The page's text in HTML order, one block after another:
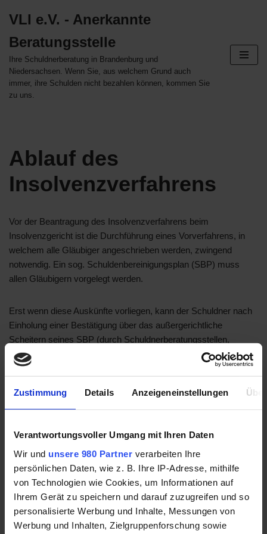
Zustimmung Details Anzeigeneinstellungen
Verantwortungsvoller Umgang mit Ihren Daten
Wir und unsere 980 Partner verarbeiten Ihre
persönlichen Daten, wie z. B. Ihre IP-Adresse, mithilfe
von Technologien wie Cookies, um Informationen auf
Ihrem Gerät zu speichern und darauf zuzugreifen und so
personalisierte Werbung und Inhalte, Messungen von
Werbung und Inhalten, Zielgruppenforschung sowie
Inhalt
springen
VLI e.V. - Anerkannte
Beratungsstelle
Ihre Schuldnerberatung in Brandenburg und
Niedersachsen. Wenn Sie, aus welchem Grund auch
immer, ihre Schulden nicht bezahlen können, kommen Sie
zu uns.
Ablauf des
Insolvenzverfahrens
Vor der Beantragung des Insolvenzverfahrens beim
Insolvenzgericht ist die Durchführung eines Vorverfahrens, in
welchem alle Gläubiger angeschrieben werden, zwingend
notwendig. Ein sog. Schuldenbereinigungsplan (SBP) muss
allen Gläubigern vorgelegt werden.
Erst wenn diese Auskünfte vorliegen, kann der Schuldner nach
Einholung einer Bestätigung über das außergerichtliche
Scheitern seines SBP (durch Schuldnerberatungsstellen,
Rechtsanwälte) einen gerichtlichen Antrag auf Durchführung des
Verbraucherinsolvenzverfahrens mit dem Ziel der
Kosten entstehen.
Das Gericht setzt einen Insolvenzverwalter ein. Dieser
überwacht die Zahlungen der Schuldner.
Danach erfolgt bei korrektem
Verhalten des Schuldners